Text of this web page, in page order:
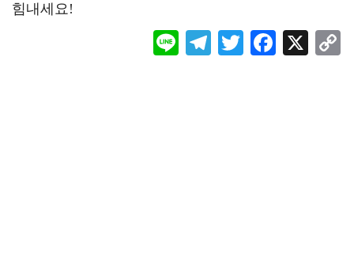
힘내세요!
Li
Te
T
F
X